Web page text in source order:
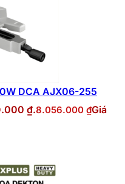
DCA AJX06-255
₫.8.056.000 ₫Giá